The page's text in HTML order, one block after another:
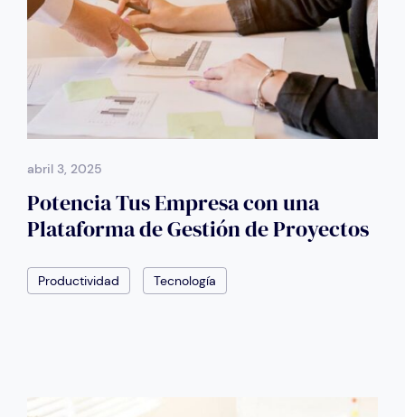
abril 3, 2025
Potencia Tus Empresa con una
Plataforma de Gestión de Proyectos
Productividad Tecnología